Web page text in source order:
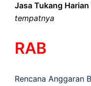
Jasa Tukang
tempatnya
RAB
Rencana Anggaran